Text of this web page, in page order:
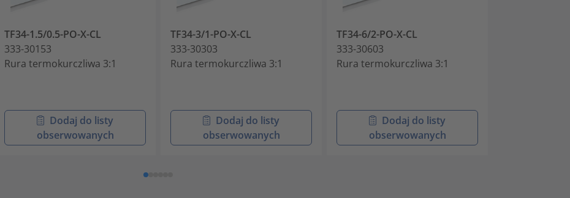
TF34-1.5/0.5-PO-X-CL
333-30153
Rura termokurczliwa 3:1
Dodaj do listy
obserwowanych
TF34-3/1-PO-X-CL
333-30303
Rura termokurczliwa 3:1
Dodaj do listy
obserwowanych
TF34-6/2-PO-X-CL
333-30603
Rura termokurczliwa 3:1
Dodaj do listy
obserwowanych